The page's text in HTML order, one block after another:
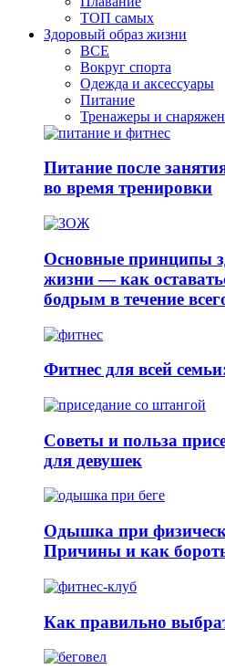
ТОП самых
Здоровый образ жизни
ВСЕ
Вокруг спорта
Одежда и аксессуары
Питание
Тренажеры и
Питание после
во время тренировки
Основные принципы
жизни — как
бодрым в течение
Фитнес для всей
Советы и польза
для девушек
Одышка при
Причины и как
Как правильно